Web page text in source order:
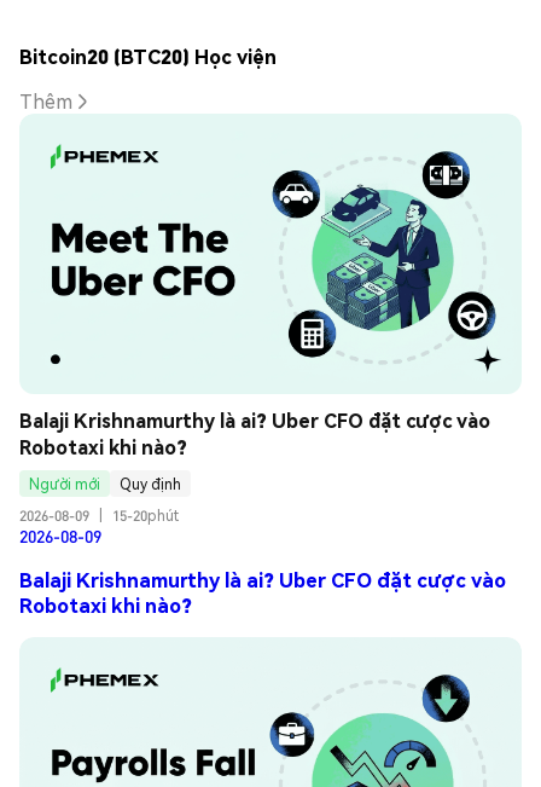
Bitcoin20 (BTC20) Học viện
Thêm
Balaji Krishnamurthy là ai? Uber CFO đặt cược vào
Robotaxi khi nào?
Người mới
Quy định
2026-08-09
15-20phút
2026-08-09
Balaji Krishnamurthy là ai? Uber CFO đặt cược vào
Robotaxi khi nào?